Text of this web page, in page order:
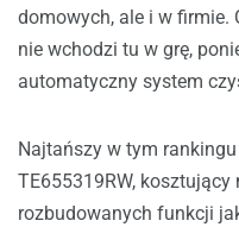
domowych, ale i w firmie.
nie wchodzi tu w grę,
automatyczny system
Najtańszy w tym
TE655319RW, kosztujący
rozbudowanych funkcji